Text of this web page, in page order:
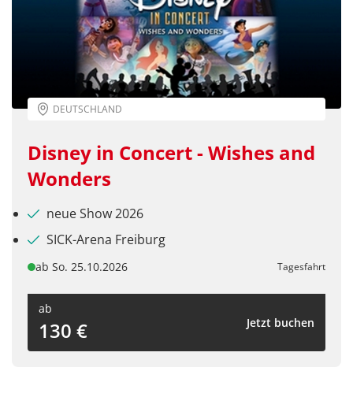
DEUTSCHLAND
Disney in Concert - Wishes and
Wonders
neue Show 2026
SICK-Arena Freiburg
ab So. 25.10.2026 Tagesfahrt
ab
130 € Jetzt buchen